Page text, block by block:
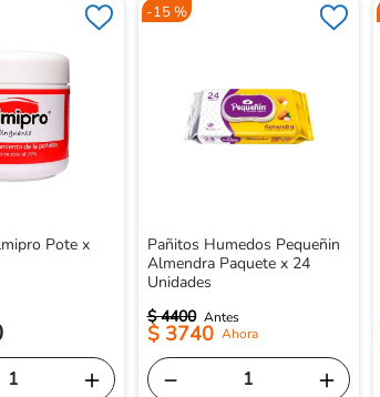
Pote x
＋
-15 %
Pañitos Humedos Pequeñin
Almendra Paquete x 24
Unidades
$ 4400
$ 3740
＋
－